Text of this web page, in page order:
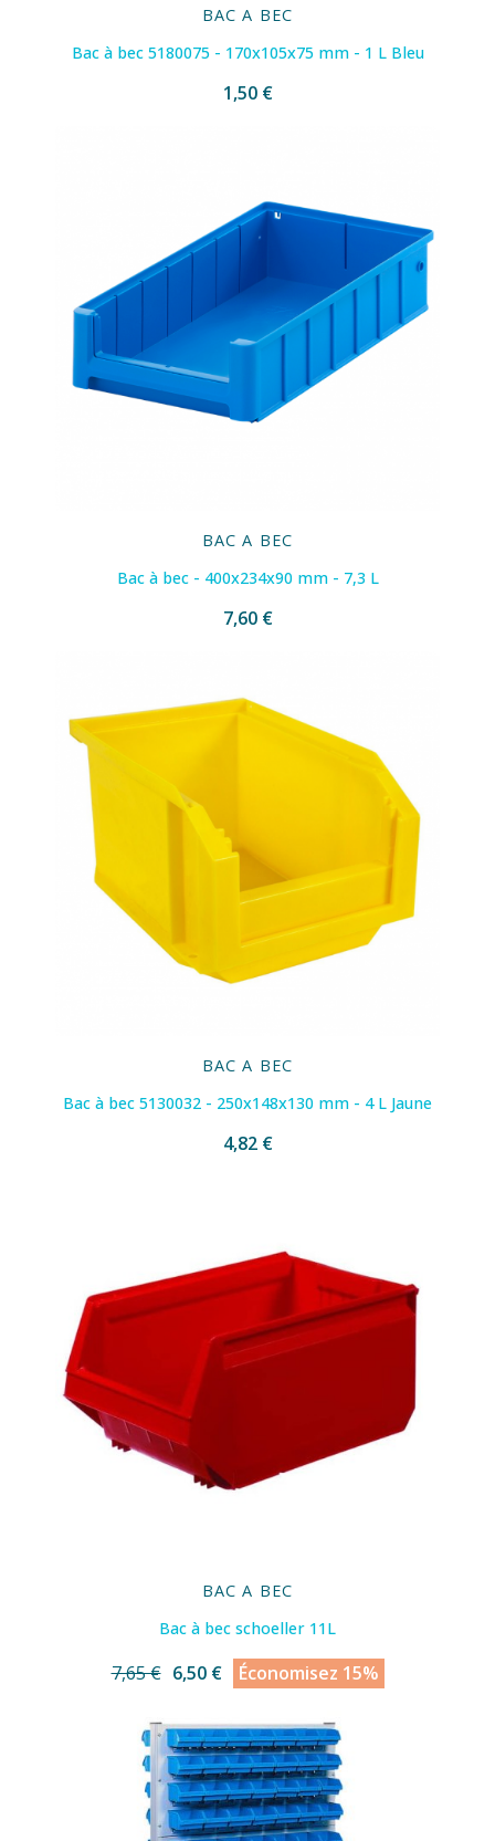
BAC A BEC
Bac à bec 5180075 - 170x105x75 mm - 1 L Bleu
1,50 €
BAC A BEC
Bac à bec - 400x234x90 mm - 7,3 L
7,60 €
BAC A BEC
Bac à bec 5130032 - 250x148x130 mm - 4 L Jaune
4,82 €
BAC A BEC
Bac à bec schoeller 11L
7,65 € 6,50 € Économisez 15%